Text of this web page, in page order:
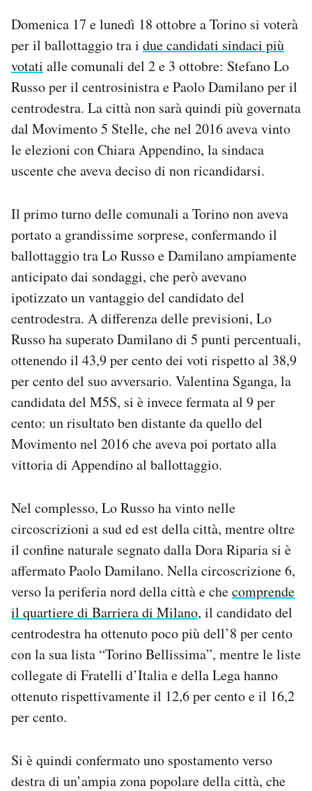
CALENDARIO
Area Personale
Newsletter
Notifiche mobile
Esci
Domenica 17 e lunedì 18 ottobre a Torino si voterà
per il ballottaggio tra i due candidati sindaci più
votati alle comunali del 2 e 3 ottobre: Stefano Lo
Russo per il centrosinistra e Paolo Damilano per il
centrodestra. La città non sarà quindi più governata
dal Movimento 5 Stelle, che nel 2016 aveva vinto
le elezioni con Chiara Appendino, la sindaca
uscente che aveva deciso di non ricandidarsi.
Il primo turno delle comunali a Torino non aveva
portato a grandissime sorprese, confermando il
ballottaggio tra Lo Russo e Damilano ampiamente
anticipato dai sondaggi, che però avevano
ipotizzato un vantaggio del candidato del
centrodestra. A differenza delle previsioni, Lo
Russo ha superato Damilano di 5 punti percentuali,
ottenendo il 43,9 per cento dei voti rispetto al 38,9
per cento del suo avversario. Valentina Sganga, la
candidata del M5S, si è invece fermata al 9 per
cento: un risultato ben distante da quello del
Movimento nel 2016 che aveva poi portato alla
vittoria di Appendino al ballottaggio.
Nel complesso, Lo Russo ha vinto nelle
circoscrizioni a sud ed est della città, mentre oltre
il confine naturale segnato dalla Dora Riparia si è
affermato Paolo Damilano. Nella circoscrizione 6,
verso la periferia nord della città e checomprende
il quartiere di Barriera di Milano, il candidato del
centrodestra ha ottenuto poco più dell’8 per cento
con la sua lista “Torino Bellissima”, mentre le liste
collegate di Fratelli d’Italia e della Lega hanno
ottenuto rispettivamente il 12,6 per cento e il 16,2
per cento.
Si è quindi confermato uno spostamento verso
destra di un’ampia zona popolare della città, che